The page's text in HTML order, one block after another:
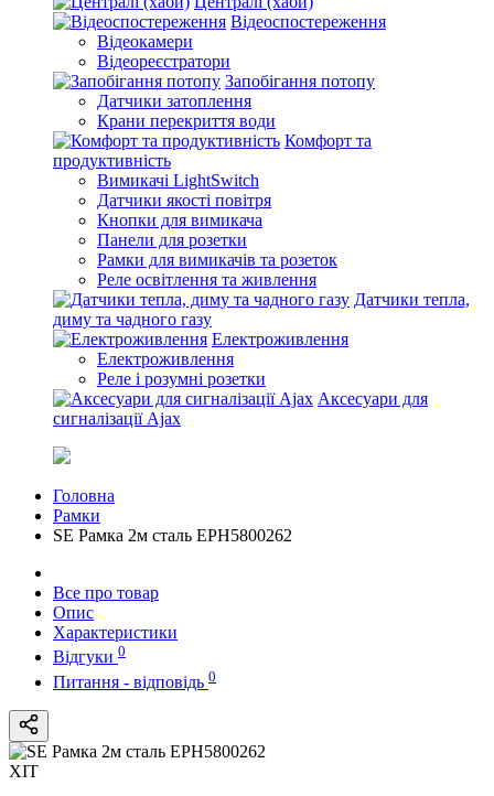
Відеоспостереження
Відеокамери
Відеореєстратори
Запобігання потопу
Датчики затоплення
Крани перекриття води
Комфорт та
продуктивність
Вимикачі LightSwitch
Датчики якості повітря
Кнопки для вимикача
Панели для розетки
Рамки для вимикачів та розеток
Реле освітлення та живлення
Датчики тепла,
диму та чадного газу
Електроживлення
Електроживлення
Реле і розумні розетки
Аксесуари для
сигналізації Ajax
Головна
Рамки
SE Рамка 2м сталь EPH5800262
Все про товар
Опис
Характеристики
Відгуки 0
Питання - відповідь 0
ХІТ